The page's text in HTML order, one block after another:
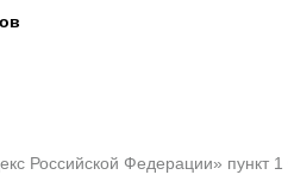
Российской Федерации» пункт 1